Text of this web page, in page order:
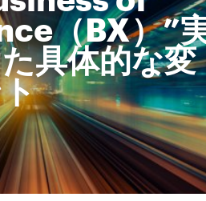
（BX）”
具体的な変